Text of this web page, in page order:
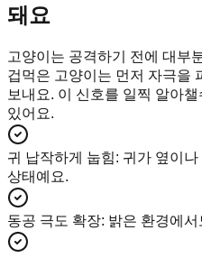
돼요
고양이는 공격하기 전에 대부
겁먹은 고양이는 먼저 자극을
보내요. 이 신호를 일찍 알아
있어요.
귀 납작하게 눕힘: 귀가 옆이나
상태예요.
동공 극도 확장: 밝은 환경에